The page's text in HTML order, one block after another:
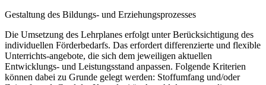
Gestaltung des Bildungs- und Erziehungsprozesses
Die Umsetzung des Lehrplanes erfolgt unter Berücksichtigung des
individuellen Förderbedarfs. Das erfordert differenzierte und flexible
Unterrichts-angebote, die sich dem jeweiligen aktuellen
Entwicklungs- und Leistungsstand anpassen. Folgende Kriterien
können dabei zu Grunde gelegt werden: Stoffumfang und/oder